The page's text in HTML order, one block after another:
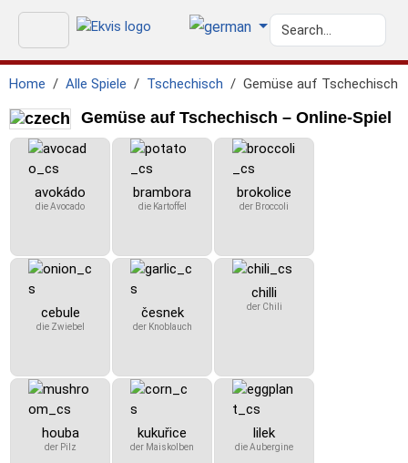
Home Alle Spiele Tschechisch Gemüse auf Tschechisch
Gemüse auf Tschechisch – Online-Spiel
avokádo
die Avocado
brambora
die Kartoffel
brokolice
der Broccoli
cebule
die Zwiebel
česnek
der Knoblauch
chilli
der Chili
houba
der Pilz
kukuřice
der Maiskolben
lilek
die Aubergine